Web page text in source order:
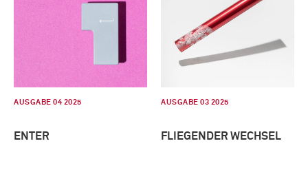
AUSGABE 04 2025
ENTER
AUSGABE 03 2025
FLIEGENDER WECHSEL